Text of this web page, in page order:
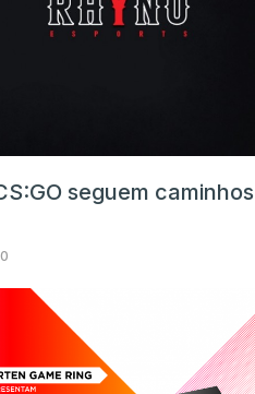
seguem caminhos